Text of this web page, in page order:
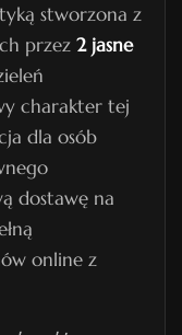
stworzona z
przez 2 jasne
charakter tej
dla osób
dostawę na
online z